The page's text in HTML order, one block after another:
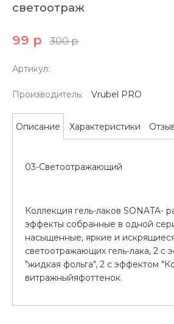
светоотраж
99 р 300 р
Артикул:
Производитель: Vrubel PRO
Описание Характеристики
03-Светоотражающий
Коллекция гель-лаков SONATA-
эффекты собранные в одной
насыщенные, яркие и
светоотражающих гель-лака, 2 с
"жидкая фольга", 2 с эффектом
витражныйяфоттенок.